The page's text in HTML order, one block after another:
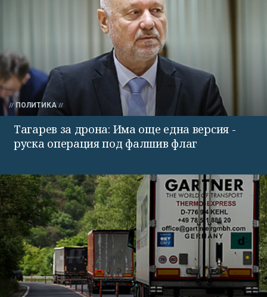
ПОЛИТИКА
Тагарев за дрона: Има още една версия -
руска операция под фалшив флаг